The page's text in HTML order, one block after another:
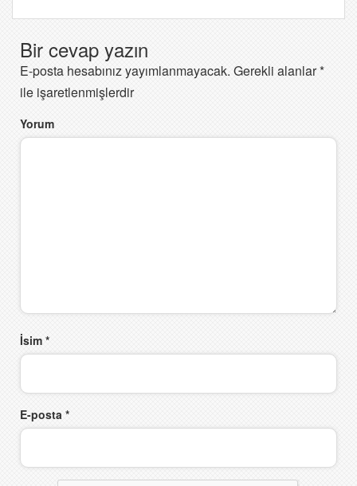
Bir cevap yazın
E-posta hesabınız yayımlanmayacak. Gerekli alanlar*
ile işaretlenmişlerdir
Yorum
İsim *
E-posta *